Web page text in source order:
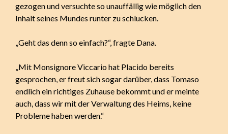
gezogen und versuchte so unauffällig wie möglich den
Inhalt seines Mundes runter zu schlucken.
„Geht das denn so einfach?“, fragte Dana.
„Mit Monsignore Viccario hat Placido bereits
gesprochen, er freut sich sogar darüber, dass Tomaso
endlich ein richtiges Zuhause bekommt und er meinte
auch, dass wir mit der Verwaltung des Heims, keine
Probleme haben werden.“